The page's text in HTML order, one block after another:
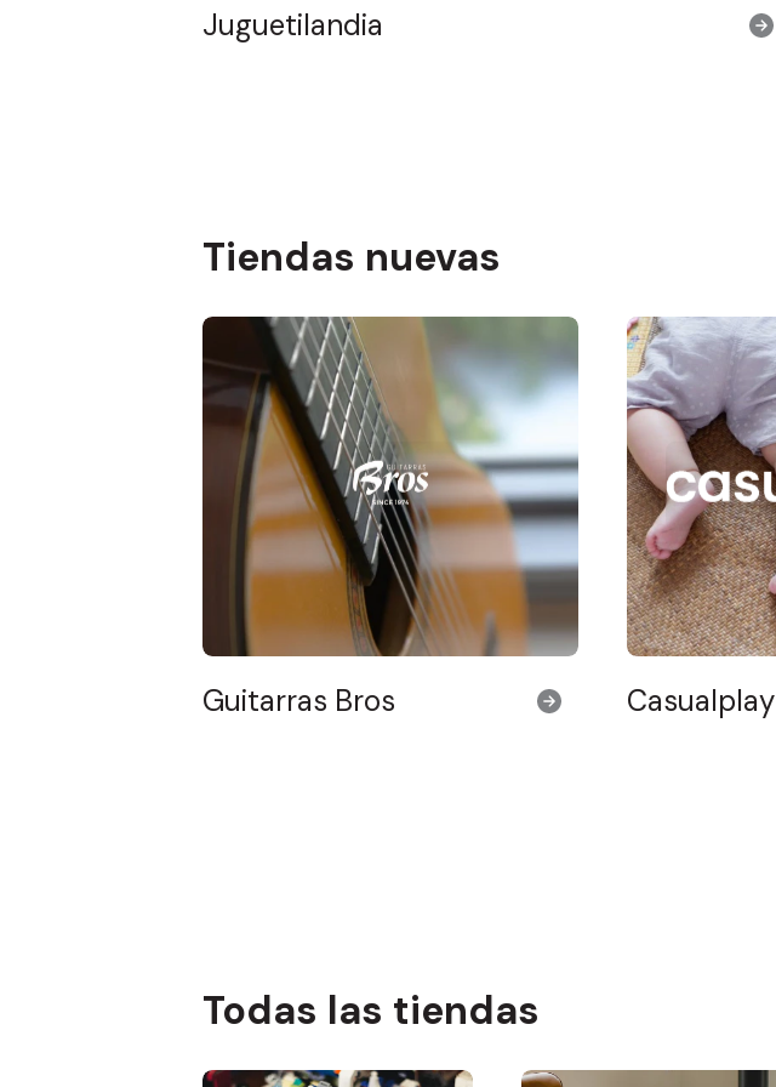
Juguetilandia
Tiendas nuevas
Guitarras Bros Casualplay
Todas las tiendas